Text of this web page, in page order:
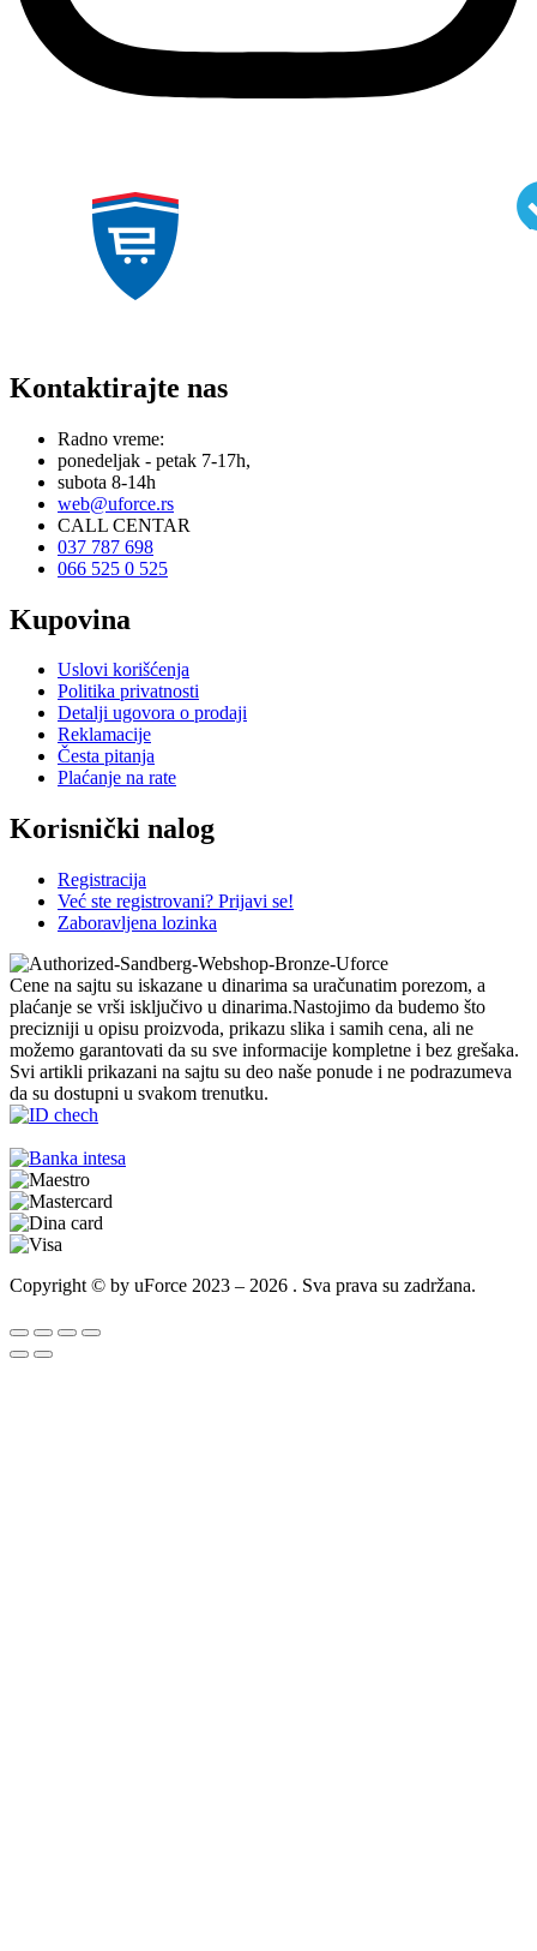
Kontaktirajte nas
Radno vreme:
ponedeljak - petak 7-17h,
subota 8-14h
web@uforce.rs
CALL CENTAR
037 787 698
066 525 0 525
Kupovina
Uslovi korišćenja
Politika privatnosti
Detalji ugovora o prodaji
Reklamacije
Česta pitanja
Plaćanje na rate
Korisnički nalog
Registracija
Već ste registrovani? Prijavi se!
Zaboravljena lozinka
Cene na sajtu su iskazane u dinarima sa uračunatim porezom, a
plaćanje se vrši isključivo u dinarima.Nastojimo da budemo što
precizniji u opisu proizvoda, prikazu slika i samih cena, ali ne
možemo garantovati da su sve informacije kompletne i bez grešaka.
Svi artikli prikazani na sajtu su deo naše ponude i ne podrazumeva
da su dostupni u svakom trenutku.
Copyright © by uForce 2023 – 2026 . Sva prava su zadržana.